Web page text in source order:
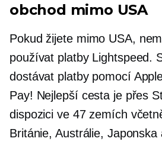
obchod mimo USA
Pokud žijete mimo USA,
používat platby Lightspeed.
dostávat platby pomocí
Pay! Nejlepší cesta je přes
dispozici ve 47 zemích
Británie, Austrálie, Japonska